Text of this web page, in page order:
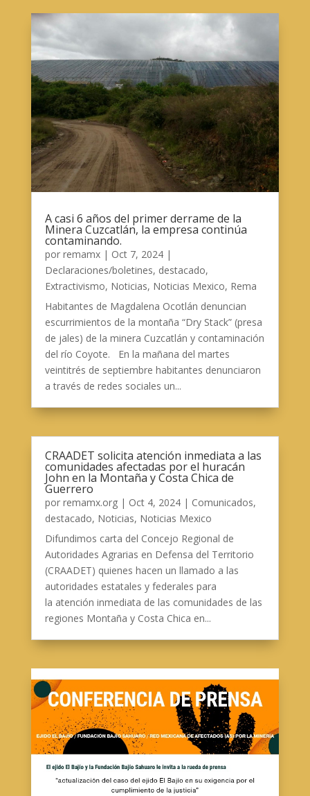
A casi 6 años del primer derrame de la
Minera Cuzcatlán, la empresa continúa
contaminando.
por remamx| Oct 7, 2024|
Declaraciones/boletines, destacado,
Extractivismo, Noticias, Noticias Mexico, Rema
Habitantes de Magdalena Ocotlán denuncian
escurrimientos de la montaña “Dry Stack” (presa
de jales) de la minera Cuzcatlán y contaminación
del río Coyote. En la mañana del martes
veintitrés de septiembre habitantes denunciaron
a través de redes sociales un...
CRAADET solicita atención inmediata a las
comunidades afectadas por el huracán
John en la Montaña y Costa Chica de
Guerrero
por remamx.org| Oct 4, 2024| Comunicados,
destacado, Noticias, Noticias Mexico
Difundimos carta del Concejo Regional de
Autoridades Agrarias en Defensa del Territorio
(CRAADET) quienes hacen un llamado a las
autoridades estatales y federales para
la atención inmediata de las comunidades de las
regiones Montaña y Costa Chica en...